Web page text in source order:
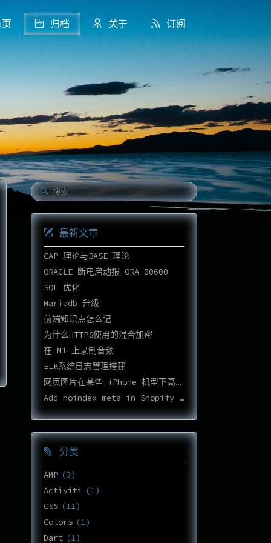
归档 关于 订阅
最新文章
CAP 理论与BASE 理论
ORACLE 断电启动报 ORA-00600
SQL 优化
Mariadb 升级
前端知识点怎么记
为什么HTTPS使用的混合加密
在 M1 上录制音频
ELK系统日志管理搭建
网页图片在某些 iPhone 机型下高度不正确
Add noindex meta in Shopify Cart page
分类
AMP
3
Activiti
1
CSS
11
Colors
1
Dart
1